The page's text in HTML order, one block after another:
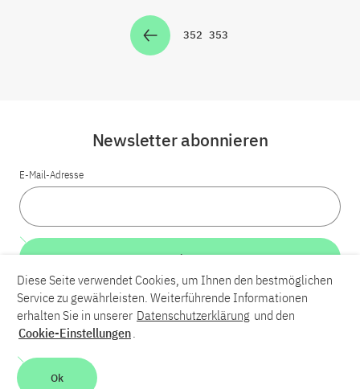
Zur Seite
352 Zur Seite
353
LinkedInBlueskyYouTube
Kontakt
Barrierefreiheit
Newsletter abonnieren
E-Mail-Adresse
Weiter
Diese Seite verwendet Cookies, um Ihnen den bestmöglichen
Service zu gewährleisten. Weiterführende Informationen
erhalten Sie in unserer Datenschutzerklärung und den
Cookie-Einstellungen.
Ok